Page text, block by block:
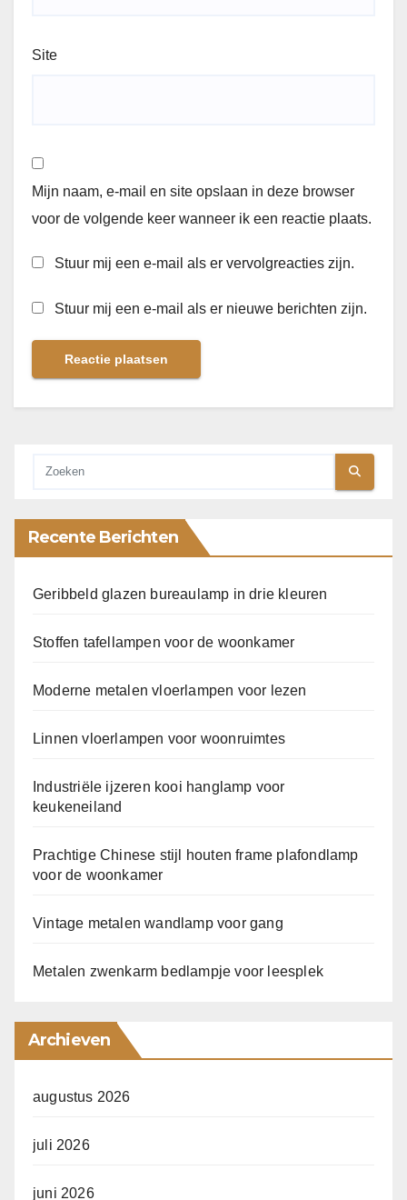
Site
Mijn naam, e-mail en site opslaan in deze browser
voor de volgende keer wanneer ik een reactie plaats.
Stuur mij een e-mail als er vervolgreacties zijn.
Stuur mij een e-mail als er nieuwe berichten zijn.
Recente Berichten
Geribbeld glazen bureaulamp in drie kleuren
Stoffen tafellampen voor de woonkamer
Moderne metalen vloerlampen voor lezen
Linnen vloerlampen voor woonruimtes
Industriële ijzeren kooi hanglamp voor
keukeneiland
Prachtige Chinese stijl houten frame plafondlamp
voor de woonkamer
Vintage metalen wandlamp voor gang
Metalen zwenkarm bedlampje voor leesplek
Archieven
augustus 2026
juli 2026
juni 2026